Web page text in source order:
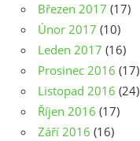
Březen 2017 (17)
Únor 2017 (10)
Leden 2017 (16)
Prosinec 2016 (17)
Listopad 2016 (24)
Říjen 2016 (17)
Září 2016 (16)